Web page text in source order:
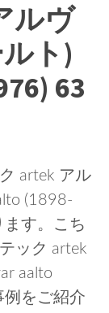
ルヴ
ト)
63
artek アル
(1898-
す。こち
ック artek
aalto
をご紹介